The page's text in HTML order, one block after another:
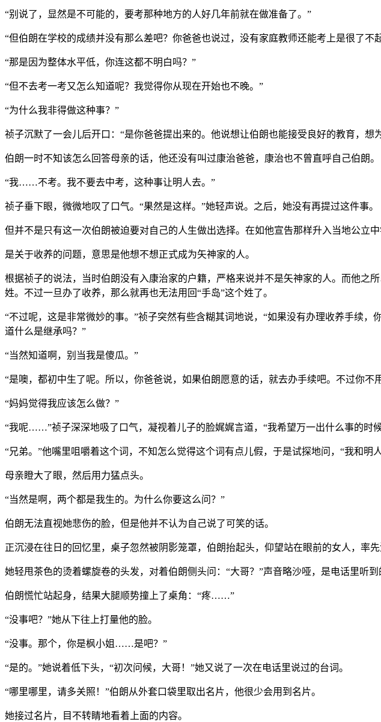
“别说了，显然是不可能的，要考那种地方的人好几年前就在做准备了。”
“但伯朗在学校的成绩并没有那么差吧？你爸爸也说过，没有家庭教师还能考上是很了不
“那是因为整体水平低，你连这都不明白吗？”
“但不去考一考又怎么知道呢？我觉得你从现在开始也不晚。”
“为什么我非得做这种事？”
祯子沉默了一会儿后开口：“是你爸爸提出来的。他说想让伯朗也能接受良好的教育，
伯朗一时不知该怎么回答母亲的话，他还没有叫过康治爸爸，康治也不曾直呼自己伯朗。
“我……不考。我不要去中考，这种事让明人去。”
祯子垂下眼，微微地叹了口气。“果然是这样。”她轻声说。之后，她没有再提过这件事。
但并不是只有这一次伯朗被迫要对自己的人生做出选择。在如他宣告那样升入当地公立
是关于收养的问题，意思是他想不想正式成为矢神家的人。
根据祯子的说法，当时伯朗没有入康治家的户籍，严格来说并不是矢神家的人。而他之
姓。不过一旦办了收养，那么就再也无法用回“手岛”这个姓了。
“不过呢，这是非常微妙的事。”祯子突然有些含糊其词地说，“如果没有办理收养手续
道什么是继承吗？”
“当然知道啊，别当我是傻瓜。”
“是噢，都初中生了呢。所以，你爸爸说，如果伯朗愿意的话，就去办手续吧。不过你不
“妈妈觉得我应该怎么做？”
“我呢……”祯子深深地吸了口气，凝视着儿子的脸娓娓言道，“我希望万一出什么事的时
“兄弟。”他嘴里咀嚼着这个词，不知怎么觉得这个词有点儿假，于是试探地问，“我和明
母亲瞪大了眼，然后用力猛点头。
“当然是啊，两个都是我生的。为什么你要这么问？”
伯朗无法直视她悲伤的脸，但是他并不认为自己说了可笑的话。
正沉浸在往日的回忆里，桌子忽然被阴影笼罩，伯朗抬起头，仰望站在眼前的女人，率
她轻甩茶色的烫着螺旋卷的头发，对着伯朗侧头问：“大哥？”声音略沙哑，是电话里听到
伯朗慌忙站起身，结果大腿顺势撞上了桌角：“疼……”
“没事吧？”她从下往上打量他的脸。
“没事。那个，你是枫小姐……是吧？”
“是的。”她说着低下头，“初次问候，大哥！”她又说了一次在电话里说过的台词。
“哪里哪里，请多关照！”伯朗从外套口袋里取出名片，他很少会用到名片。
她接过名片，目不转睛地看着上面的内容。